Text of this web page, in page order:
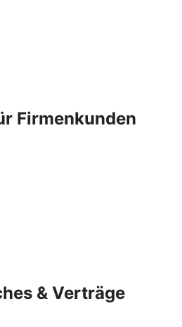
Firmenkunden
& Verträge